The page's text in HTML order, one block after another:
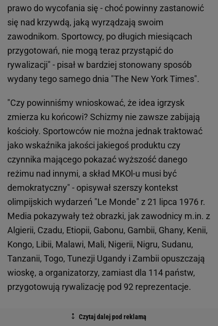
prawo do wycofania się - choć powinny zastanowić
się nad krzywdą, jaką wyrządzają swoim
zawodnikom. Sportowcy, po długich miesiącach
przygotowań, nie mogą teraz przystąpić do
rywalizacji" - pisał w bardziej stonowany sposób
wydany tego samego dnia "The New York Times".
"Czy powinniśmy wnioskować, że idea igrzysk
zmierza ku końcowi? Schizmy nie zawsze zabijają
kościoły. Sportowców nie można jednak traktować
jako wskaźnika jakości jakiegoś produktu czy
czynnika mającego pokazać wyższość danego
reżimu nad innymi, a skład MKOl-u musi być
demokratyczny" - opisywał szerszy kontekst
olimpijskich wydarzeń "Le Monde" z 21 lipca 1976 r.
Media pokazywały też obrazki, jak zawodnicy m.in. z
Algierii, Czadu, Etiopii, Gabonu, Gambii, Ghany, Kenii,
Kongo, Libii, Malawi, Mali, Nigerii, Nigru, Sudanu,
Tanzanii, Togo, Tunezji Ugandy i Zambii opuszczają
wioskę, a organizatorzy, zamiast dla 114 państw,
przygotowują rywalizację pod 92 reprezentacje.